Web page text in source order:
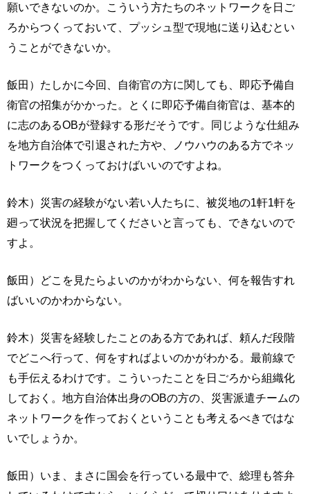
願いできないのか。こういう方たちのネットワークを日ご
ろからつくっておいて、プッシュ型で現地に送り込むとい
うことができないか。
飯田）たしかに今回、自衛官の方に関しても、即応予備自
衛官の招集がかかった。とくに即応予備自衛官は、基本的
に志のあるOBが登録する形だそうです。同じような仕組み
を地方自治体で引退された方や、ノウハウのある方でネッ
トワークをつくっておけばいいのですよね。
鈴木）災害の経験がない若い人たちに、被災地の1軒1軒を
廻って状況を把握してくださいと言っても、できないので
すよ。
飯田）どこを見たらよいのかがわからない、何を報告すれ
ばいいのかわからない。
鈴木）災害を経験したことのある方であれば、頼んだ段階
でどこへ行って、何をすればよいのかがわかる。最前線で
も手伝えるわけです。こういったことを日ごろから組織化
しておく。地方自治体出身のOBの方の、災害派遣チームの
ネットワークを作っておくということも考えるべきではな
いでしょうか。
飯田）いま、まさに国会を行っている最中で、総理も答弁